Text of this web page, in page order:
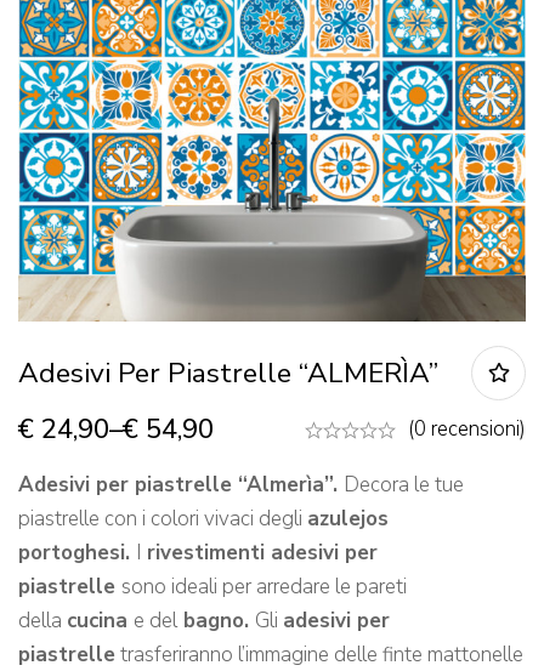
Adesivi Per Piastrelle “ALMERÌA”
€ 24,90–€ 54,90
(0 recensioni)
Adesivi per piastrelle “Almerìa”. Decora le tue
piastrelle con i colori vivaci degli azulejos
portoghesi. I rivestimenti adesivi per
piastrelle sono ideali per arredare le pareti
della cucina e delbagno. Gli adesivi per
piastrelle trasferiranno l’immagine delle finte mattonelle